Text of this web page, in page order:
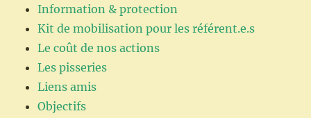
Information & protection
Kit de mobilisation pour les référent.e.s
Le coût de nos actions
Les pisseries
Liens amis
Objectifs